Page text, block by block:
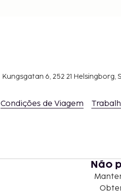
Kungsgatan 6, 252 21 Helsingborg,
Condições de Viagem
Não